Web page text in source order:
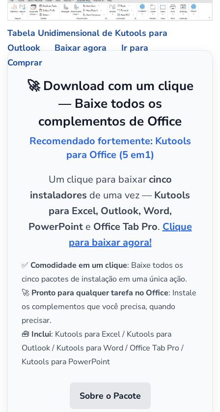
Tabela Unidimensional de Kutools para
Outlook
Baixar agora
Ir para
Comprar
🚀 Download com um clique
— Baixe todos os
complementos de Office
Recomendado fortemente: Kutools
para Office (5 em1)
Um clique para baixarcinco
instaladores de uma vez — Kutools
para Excel, Outlook, Word,
PowerPointe Office Tab Pro. Clique
para baixar agora!
✅ Comodidade em um clique: Baixe todos os
cinco pacotes de instalação em uma única ação.
🚀 Pronto para qualquer tarefa no Office: Instale
os complementos que você precisa, quando
precisar.
🧰 Inclui: Kutools para Excel / Kutools para
Outlook / Kutools para Word / Office Tab Pro /
Kutools para PowerPoint
Sobre o Pacote